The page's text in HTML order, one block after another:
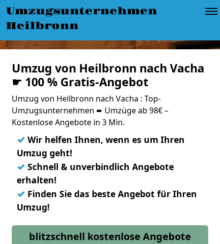
Umzugsunternehmen
Heilbronn
Umzug von Heilbronn nach Vacha
☛ 100 % Gratis-Angebot
Umzug von Heilbronn nach Vacha : Top-
Umzugsunternehmen ➨ Umzüge ab 98€ –
Kostenlose Angebote in 3 Min.
✓ Wir helfen Ihnen, wenn es um Ihren
Umzug geht!
✓ Schnell & unverbindlich Angebote
erhalten!
✓ Finden Sie das beste Angebot für Ihren
Umzug!
blitzschnell kostenlose Angebote